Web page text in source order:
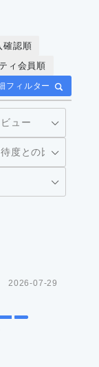
フィルター
確認順
ィ会員順
2026-07-29